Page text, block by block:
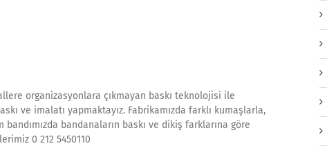
organizasyonlara çıkmayan baskı teknolojisi ile
ve imalatı yapmaktayız. Fabrikamızda farklı kumaşlarla,
bandanaların baskı ve dikiş farklarına göre
0 212 5450110